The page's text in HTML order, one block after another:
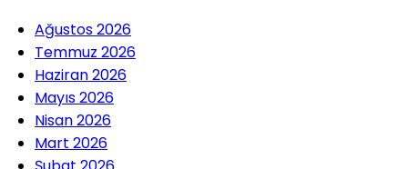
Ağustos 2026
Temmuz 2026
Haziran 2026
Mayıs 2026
Nisan 2026
Mart 2026